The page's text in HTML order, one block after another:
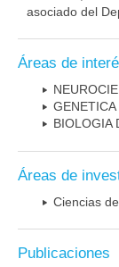
asociado del
Áreas de
BIOLOGIA
Áreas de
Ciencias
Publicaciones